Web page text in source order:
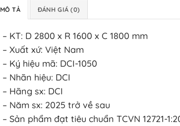
MÔ TẢ ĐÁNH GIÁ (0)
– KT: D 2800 x R 1600 x C 1800 mm
– Xuất xứ: Việt Nam
– Ký hiệu mã: DCI-1050
– Nhãn hiệu: DCI
– Hãng sx: DCI
– Năm sx: 2025 trở về sau
– Sản phẩm đạt tiêu chuẩn TCVN 12721-